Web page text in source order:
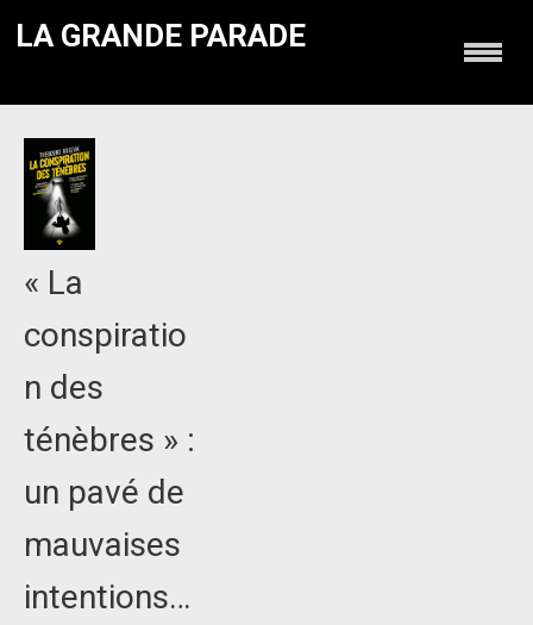
LA GRANDE PARADE
« La
conspiratio
n des
ténèbres » :
un pavé de
mauvaises
intentions…